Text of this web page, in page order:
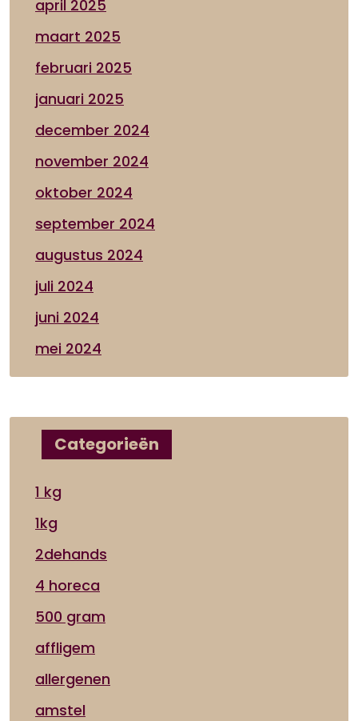
april 2025
maart 2025
februari 2025
januari 2025
december 2024
november 2024
oktober 2024
september 2024
augustus 2024
juli 2024
juni 2024
mei 2024
Categorieën
1 kg
1kg
2dehands
4 horeca
500 gram
affligem
allergenen
amstel